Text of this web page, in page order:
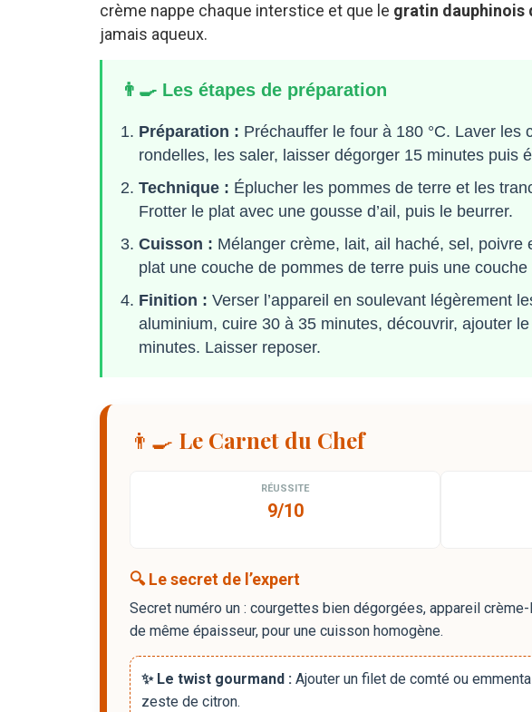
crème nappe chaque interstice et que le gratin dauphinois
jamais aqueux.
👨‍🍳 Les étapes de préparation
Préparation : Préchauffer le four à 180 °C. Laver les
rondelles, les saler, laisser dégorger 15 minutes puis
Technique : Éplucher les pommes de terre et les
Frotter le plat avec une gousse d’ail, puis le beurrer.
Cuisson : Mélanger crème, lait, ail haché, sel, poivre
plat une couche de pommes de terre puis une
Finition : Verser l’appareil en soulevant légèrement
aluminium, cuire 30 à 35 minutes, découvrir, ajouter
minutes. Laisser reposer.
👨‍🍳 Le Carnet du Chef
RÉUSSITE
9/10
🔍 Le secret de l’expert
Secret numéro un : courgettes bien dégorgées, appareil
de même épaisseur, pour une cuisson homogène.
✨ Le twist gourmand : Ajouter un filet de comté ou
zeste de citron.